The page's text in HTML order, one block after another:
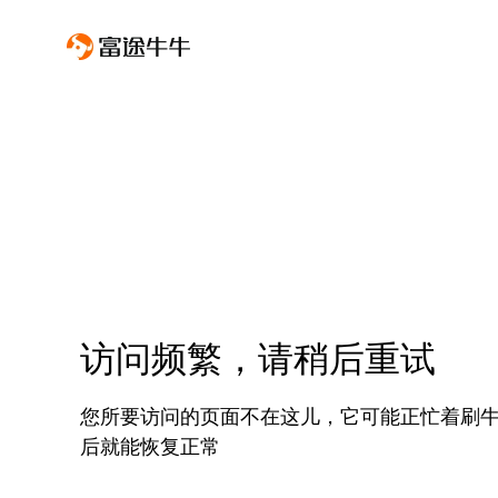
访问频繁，请稍后重试
您所要访问的页面不在这儿，它可能正忙着刷
后就能恢复正常